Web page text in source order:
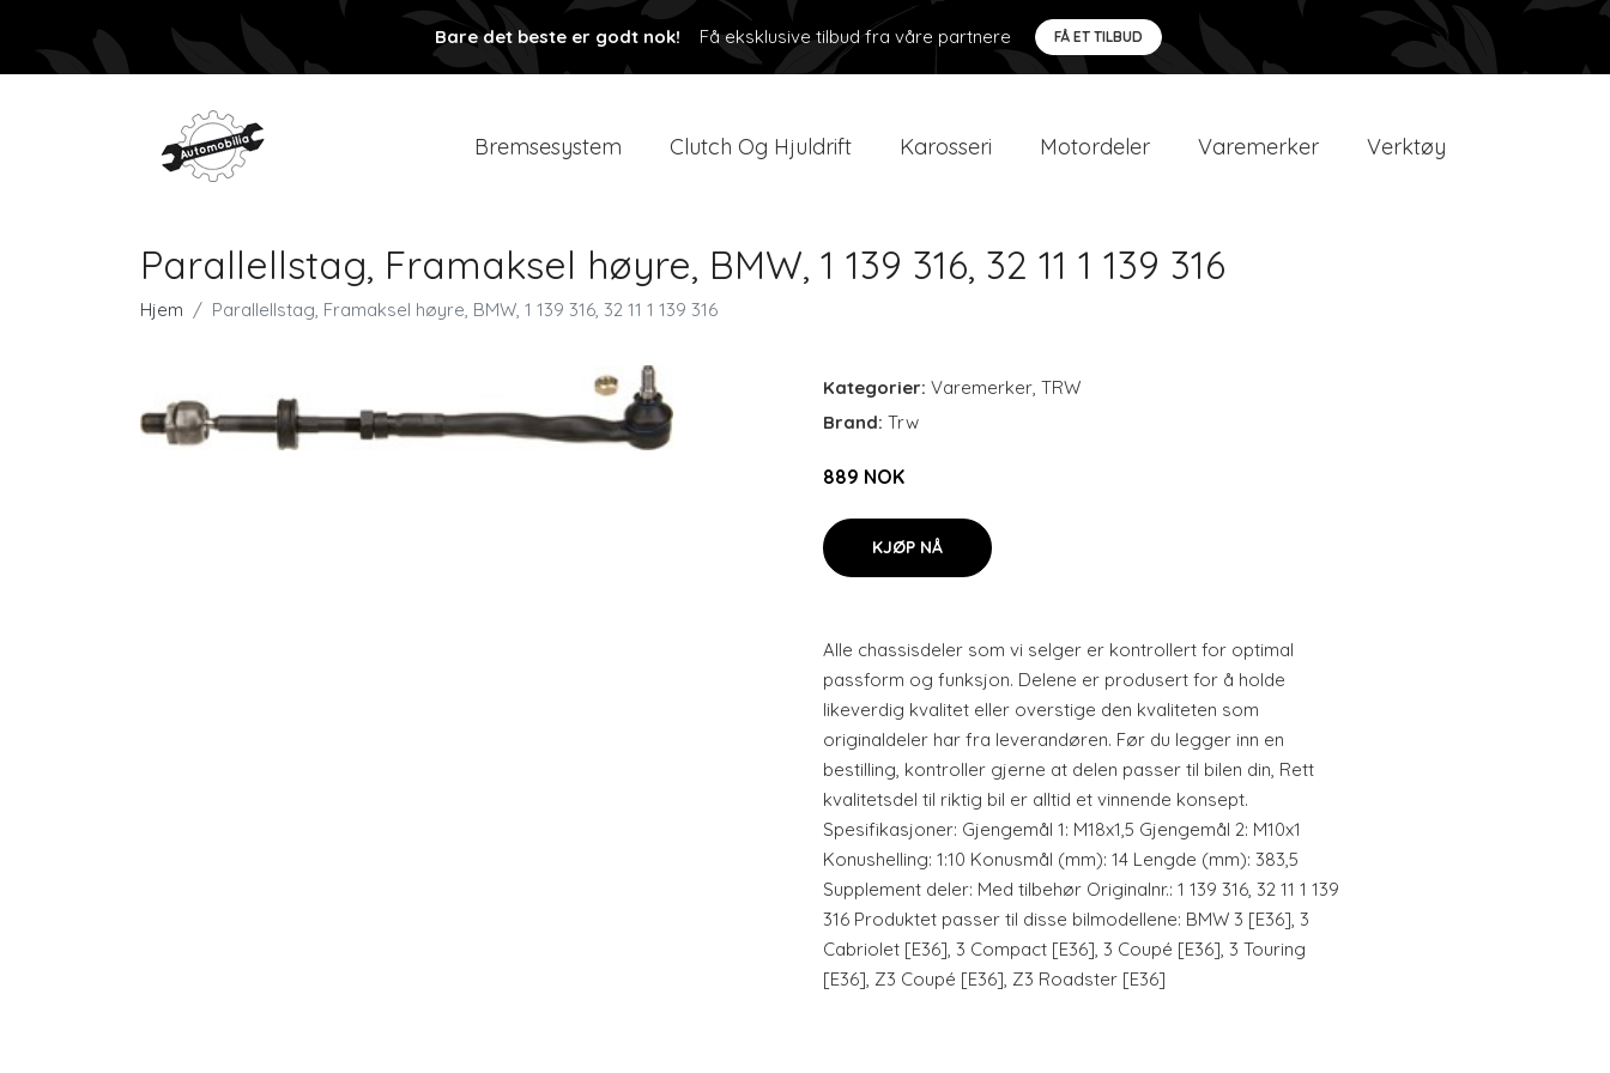
Bare det beste er godt nok! Få eksklusive tilbud fra våre partnere FÅ ET TILBUD
Bremsesystem Clutch Og Hjuldrift Karosseri Motordeler Varemerker Verktøy
Parallellstag, Framaksel høyre, BMW, 1 139 316, 32 11 1 139 316
Hjem Parallellstag, Framaksel høyre, BMW, 1 139 316, 32 11 1 139 316
Kategorier: Varemerker, TRW
Brand: Trw
889 NOK
KJØP NÅ
Alle chassisdeler som vi selger er kontrollert for optimal
passform og funksjon. Delene er produsert for å holde
likeverdig kvalitet eller overstige den kvaliteten som
originaldeler har fra leverandøren. Før du legger inn en
bestilling, kontroller gjerne at delen passer til bilen din, Rett
kvalitetsdel til riktig bil er alltid et vinnende konsept.
Spesifikasjoner: Gjengemål 1: M18x1,5 Gjengemål 2: M10x1
Konushelling: 1:10 Konusmål (mm): 14 Lengde (mm): 383,5
Supplement deler: Med tilbehør Originalnr.: 1 139 316, 32 11 1 139
316 Produktet passer til disse bilmodellene: BMW 3 [E36], 3
Cabriolet [E36], 3 Compact [E36], 3 Coupé [E36], 3 Touring
[E36], Z3 Coupé [E36], Z3 Roadster [E36]